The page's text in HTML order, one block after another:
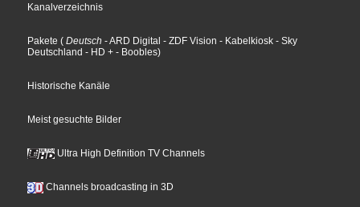
Kanalverzeichnis
Pakete ( Deutsch - ARD Digital - ZDF Vision - Kabelkiosk - Sky
Deutschland - HD + - Boobles)
Historische Kanäle
Meist gesuchte Bilder
Ultra High Definition TV Channels
Channels broadcasting in 3D